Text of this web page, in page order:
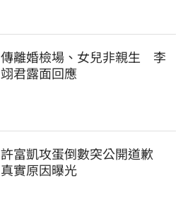
傳離婚檢場、女兒非親生　李
翊君露面回應
許富凱攻蛋倒數突公開道歉
真實原因曝光